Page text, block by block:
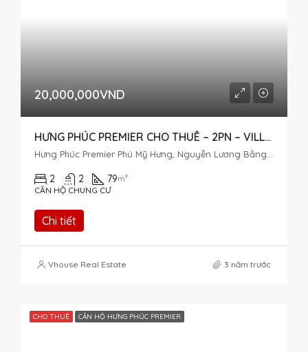
20,000,000VND
HƯNG PHÚC PREMIER CHO THUÊ – 2PN – VILLA VIEW
2 2 79m²
CĂN HỘ CHUNG CƯ
Chi tiết
Vhouse Real Estate 3 năm trước
CHO THUÊ CĂN HỘ HƯNG PHÚC PREMIER